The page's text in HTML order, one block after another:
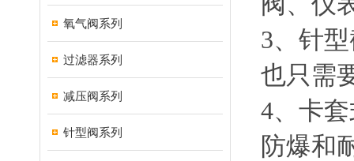
氧气阀系列
过滤器系列
减压阀系列
针型阀系列
3、针
也只需
4、卡
防爆和